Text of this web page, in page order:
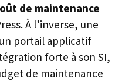
de maintenance
À l’inverse, une
portail applicatif
forte à son SI,
de maintenance